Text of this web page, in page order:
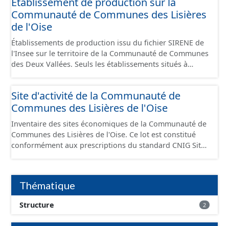
Communauté de Communes des Lisières
de l'Oise
Établissements de production issu du fichier SIRENE de
l'Insee sur le territoire de la Communauté de Communes
des Deux Vallées. Seuls les établissements situés à
conformément aux prescriptions du standard CNIG Sites
Économiques. Ce lot ne contient pas la référence aux
delà des prescriptions du CNIG se limitant aux SCI.
Site d'activité de la Communauté de
Communes des Lisières de l'Oise
Inventaire des sites économiques de la Communauté de
Communes des Lisières de l'Oise. Ce lot est constitué
conformément aux prescriptions du standard CNIG Sites
Thématique
Structure 2